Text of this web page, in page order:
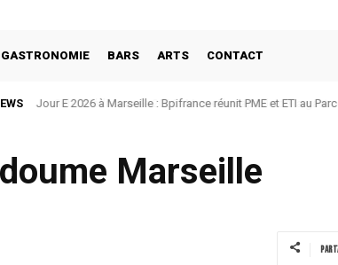
GASTRONOMIE BARS ARTS CONTACT
Sirha Méditerranée 2026 : Marseille capitale de la
Marseille